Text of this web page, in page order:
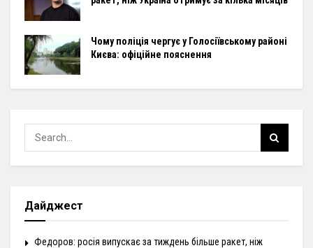
Чому поліція чергує у Голосіївському районі
Києва: офіційне пояснення
Дайджест
Федоров: росія випускає за тиждень більше ракет, ніж